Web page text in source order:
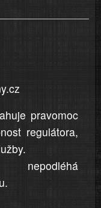
pravomoc
regulátora,